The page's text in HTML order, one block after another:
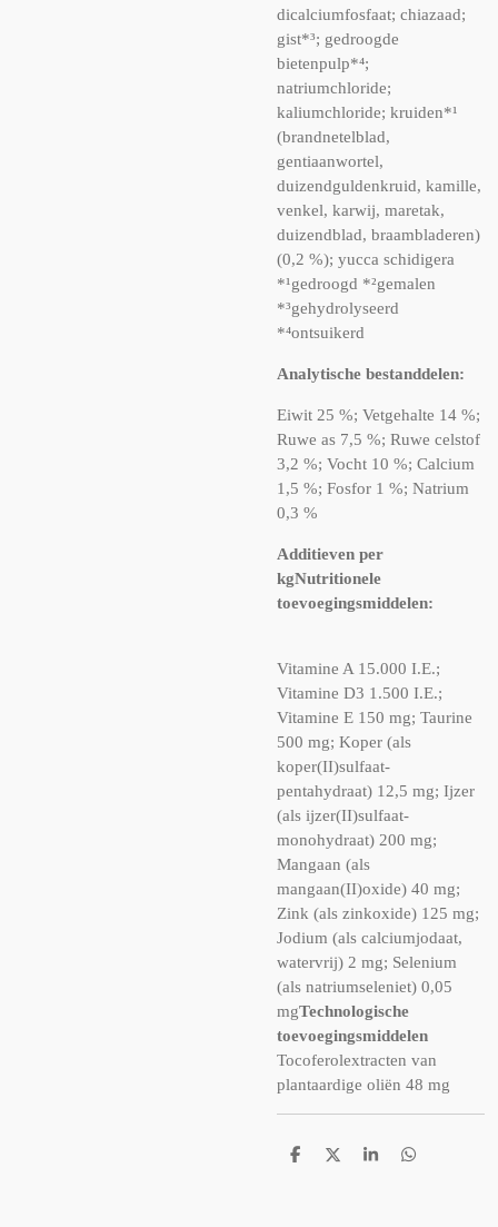
dicalciumfosfaat; chiazaad;
gist*³; gedroogde
bietenpulp*⁴;
natriumchloride;
kaliumchloride; kruiden*¹
(brandnetelblad,
gentiaanwortel,
duizendguldenkruid, kamille,
venkel, karwij, maretak,
duizendblad, braambladeren)
(0,2 %); yucca schidigera
*¹gedroogd *²gemalen
*³gehydrolyseerd
*⁴ontsuikerd
Analytische bestanddelen:
Eiwit 25 %; Vetgehalte 14 %;
Ruwe as 7,5 %; Ruwe celstof
3,2 %; Vocht 10 %; Calcium
1,5 %; Fosfor 1 %; Natrium
0,3 %
Additieven per
kgNutritionele
toevoegingsmiddelen:
Vitamine A 15.000 I.E.;
Vitamine D3 1.500 I.E.;
Vitamine E 150 mg; Taurine
500 mg; Koper (als
koper(II)sulfaat-
pentahydraat) 12,5 mg; Ijzer
(als ijzer(II)sulfaat-
monohydraat) 200 mg;
Mangaan (als
mangaan(II)oxide) 40 mg;
Zink (als zinkoxide) 125 mg;
Jodium (als calciumjodaat,
watervrij) 2 mg; Selenium
(als natriumseleniet) 0,05
mgTechnologische
toevoegingsmiddelen
Tocoferolextracten van
plantaardige oliën 48 mg
D
D
S
D